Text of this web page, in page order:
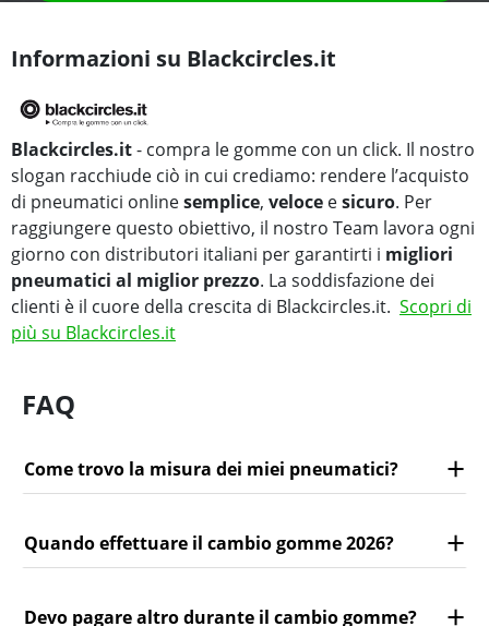
Informazioni su Blackcircles.it
Blackcircles.it- compra le gomme con un click. Il nostro
slogan racchiude ciò in cui crediamo: rendere l’acquisto
di pneumatici onlinesemplice, veloce esicuro. Per
raggiungere questo obiettivo, il nostro Team lavora ogni
giorno con distributori italiani per garantirti i migliori
pneumatici al miglior prezzo. La soddisfazione dei
clienti è il cuore della crescita di Blackcircles.it. Scopri di
più su Blackcircles.it
FAQ
Come trovo la misura dei miei pneumatici?
Quando effettuare il cambio gomme 2026?
Devo pagare altro durante il cambio gomme?